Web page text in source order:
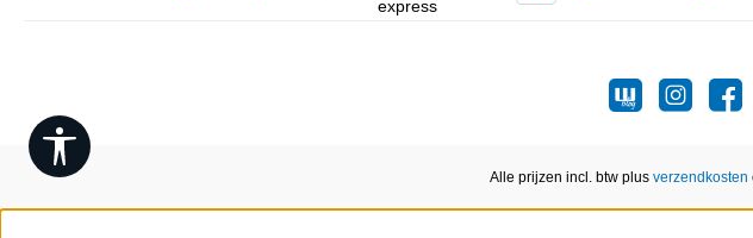
Alle prijzen incl. btw plus verzendkosten
Show toolbar